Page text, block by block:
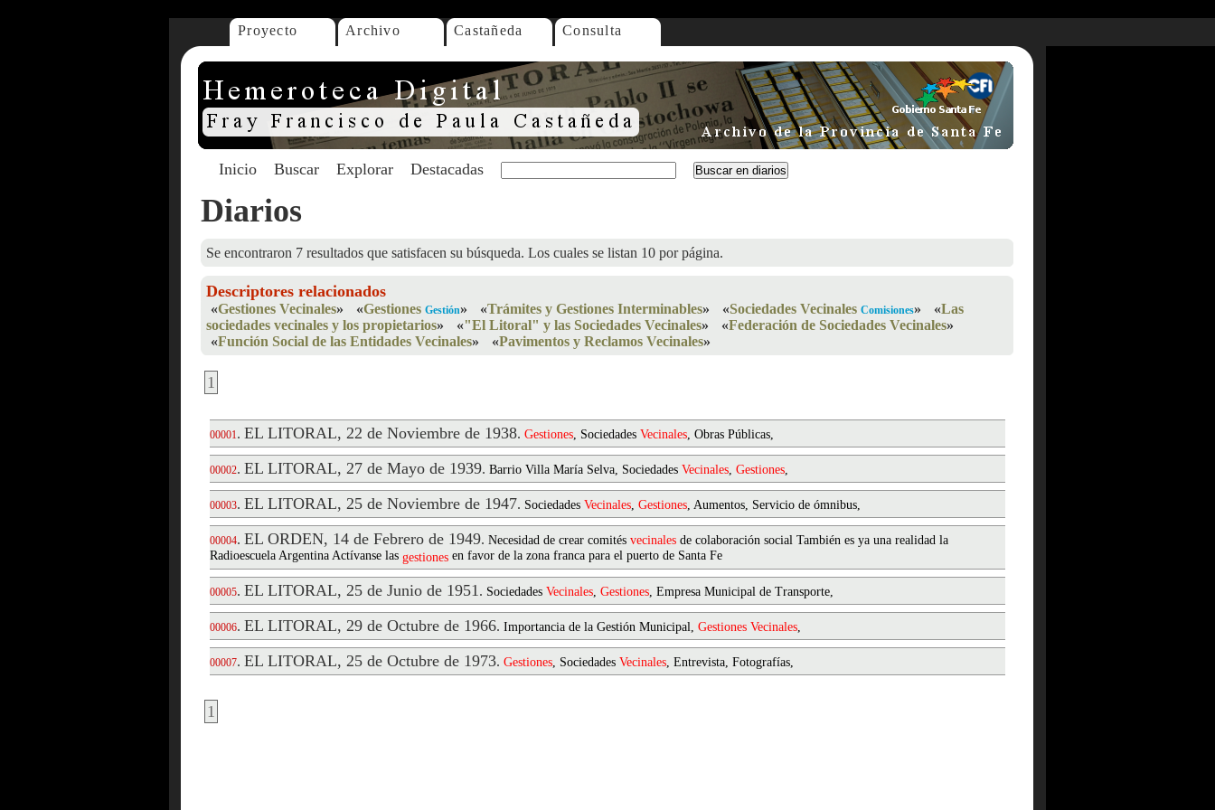
Proyecto Archivo Castañeda Consulta
Inicio Buscar Explorar Destacadas
Diarios
Se encontraron 7 resultados que satisfacen su búsqueda. Los cuales se listan 10 por página.
Descriptores relacionados
«Gestiones Vecinales» «Gestiones Gestión» «Trámites y Gestiones Interminables» «Sociedades Vecinales Comisiones» «Las
sociedades vecinales y los propietarios» «"El Litoral" y las Sociedades Vecinales» «Federación de Sociedades Vecinales»
«Función Social de las Entidades Vecinales» «Pavimentos y Reclamos Vecinales»
1
00001. EL LITORAL, 22 de Noviembre de 1938. Gestiones, Sociedades Vecinales, Obras Públicas,
00002. EL LITORAL, 27 de Mayo de 1939. Barrio Villa María Selva, Sociedades Vecinales, Gestiones,
00003. EL LITORAL, 25 de Noviembre de 1947. Sociedades Vecinales, Gestiones, Aumentos, Servicio de ómnibus,
00004. EL ORDEN, 14 de Febrero de 1949. Necesidad de crear comités vecinales de colaboración social También es ya una realidad la
Radioescuela Argentina Actívanse las gestiones en favor de la zona franca para el puerto de Santa Fe
00005. EL LITORAL, 25 de Junio de 1951. Sociedades Vecinales, Gestiones, Empresa Municipal de Transporte,
00006. EL LITORAL, 29 de Octubre de 1966. Importancia de la Gestión Municipal, Gestiones Vecinales,
00007. EL LITORAL, 25 de Octubre de 1973. Gestiones, Sociedades Vecinales, Entrevista, Fotografías,
1